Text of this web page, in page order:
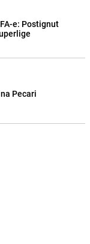
e: Postignut
Pecari